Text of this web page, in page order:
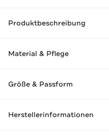
Produktbeschreibung
Material & Pflege
Größe & Passform
Herstellerinformationen